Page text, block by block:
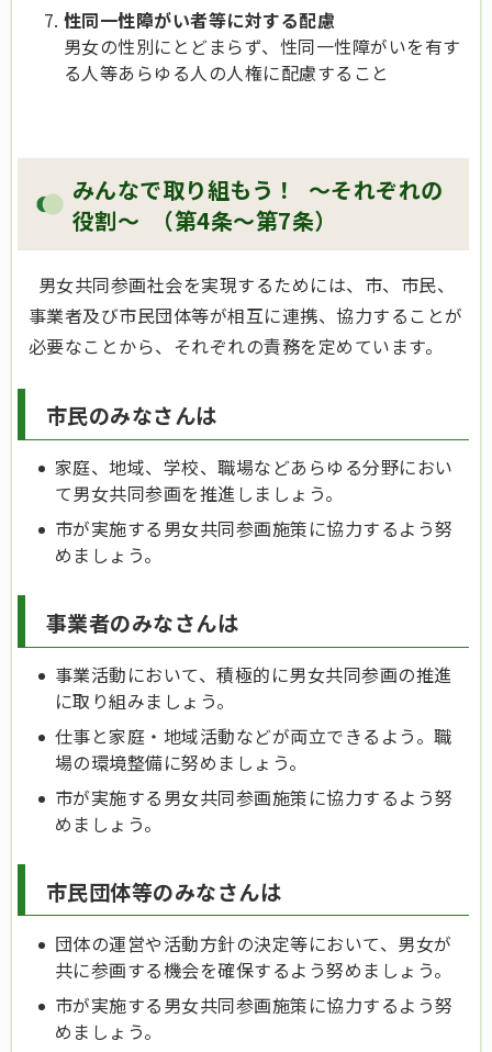
性同一性障がい者等に対する配慮
男女の性別にとどまらず、性同一性障がいを有す
る人等あらゆる人の人権に配慮すること
みんなで取り組もう！ ～それぞれの
役割～ （第4条～第7条）
男女共同参画社会を実現するためには、市、市民、
事業者及び市民団体等が相互に連携、協力することが
必要なことから、それぞれの責務を定めています。
市民のみなさんは
家庭、地域、学校、職場などあらゆる分野におい
て男女共同参画を推進しましょう。
市が実施する男女共同参画施策に協力するよう努
めましょう。
事業者のみなさんは
事業活動において、積極的に男女共同参画の推進
に取り組みましょう。
仕事と家庭・地域活動などが両立できるよう。職
場の環境整備に努めましょう。
市が実施する男女共同参画施策に協力するよう努
めましょう。
市民団体等のみなさんは
団体の運営や活動方針の決定等において、男女が
共に参画する機会を確保するよう努めましょう。
市が実施する男女共同参画施策に協力するよう努
めましょう。